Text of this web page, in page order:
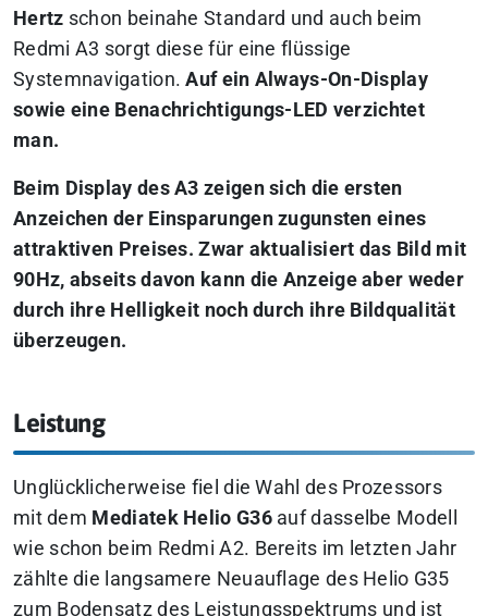
Hertz schon beinahe Standard und auch beim
Redmi A3 sorgt diese für eine flüssige
Systemnavigation.Auf ein Always-On-Display
sowie eine Benachrichtigungs-LED verzichtet
man.
Beim Display des A3 zeigen sich die ersten
Anzeichen der Einsparungen zugunsten eines
attraktiven Preises. Zwar aktualisiert das Bild mit
90Hz, abseits davon kann die Anzeige aber weder
durch ihre Helligkeit noch durch ihre Bildqualität
überzeugen.
Leistung
Unglücklicherweise fiel die Wahl des Prozessors
mit dem Mediatek Helio G36auf dasselbe Modell
wie schon beim Redmi A2. Bereits im letzten Jahr
zählte die langsamere Neuauflage des Helio G35
zum Bodensatz des Leistungsspektrums und ist